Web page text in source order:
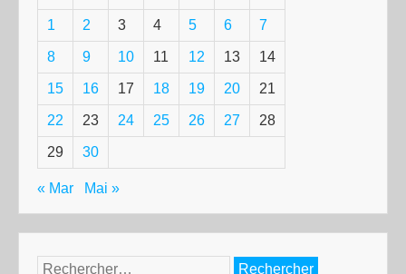
1 2 3 4 5 6 7
8 9 10 11 12 13 14
15 16 17 18 19 20 21
22 23 24 25 26 27 28
29 30
« Mar Mai »
Rechercher :